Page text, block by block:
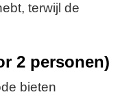
terwijl de
2 personen)
bieten